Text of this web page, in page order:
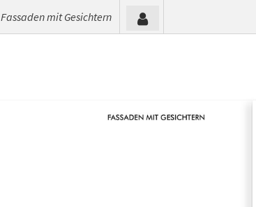
Fassaden mit Gesichtern